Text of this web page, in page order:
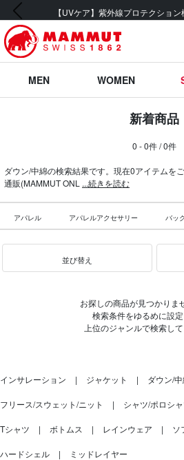
【UVケア】紫外線プロテクショ
前の画像
MEN WOMEN
新着商品
0 - 0件 / 0件
ダウン/中綿の検索結果です。現在0アイテムを
通販(MAMMUT ONL ...続きを読む
アパレル アパレルアクセサリー バッ
並び替え
お探しの商品が見つかりま
検索条件をゆるめに設定
上位のジャンルで検索して
インサレーション ジャケット ダウン/
フリース/スウェット/ニット シャツ/ポロシ
Tシャツ ボトムス レインウェア ソ
ハードシェル ミッドレイヤー